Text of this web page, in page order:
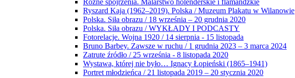
Różne spojrzenia. Malarstwo holenderskie i flamandzkie
Ryszard Kaja (1962–2019). Polska / Muzeum Plakatu w Wilanowie
Polska. Siła obrazu / 18 września – 20 grudnia 2020
Polska. Siła obrazu / WYKŁADY I PODCASTY
Fotorelacje. Wojna 1920 / 14 sierpnia - 15 listopada
Bruno Barbey. Zawsze w ruchu / 1 grudnia 2023 – 3 marca 2024
Zatrute źródło / 25 września - 8 listopada 2020
Wystawa, której nie było… Ignacy Łopieński (1865–1941)
Portret młodzieńca / 21 listopada 2019 – 20 stycznia 2020